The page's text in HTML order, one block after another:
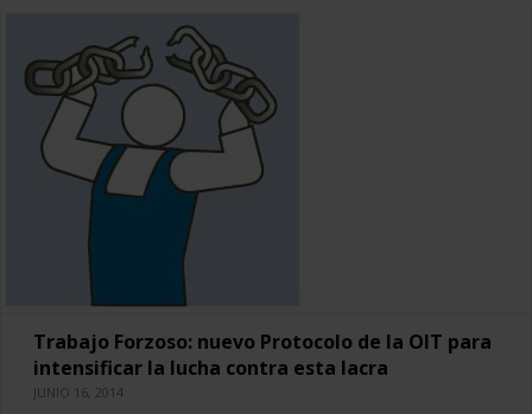
Trabajo Forzoso: nuevo Protocolo de la OIT para
intensificar la lucha contra esta lacra
JUNIO 16, 2014